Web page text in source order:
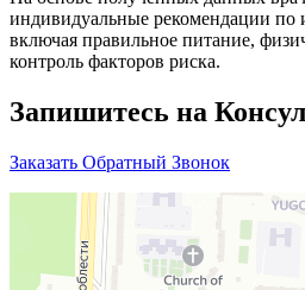
индивидуальные рекомендации по
включая правильное питание,
контроль факторов риска.
Запишитесь на
Заказать Обратный Звонок